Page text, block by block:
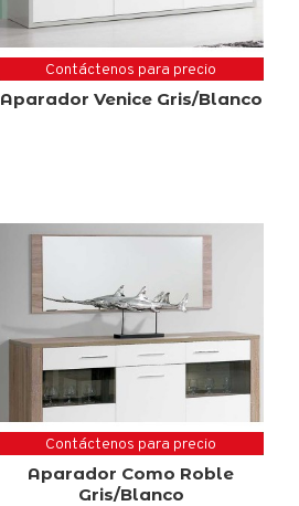
Contáctenos para precio
Aparador Venice Gris/Blanco
Contáctenos para precio
Aparador Como Roble
Gris/Blanco